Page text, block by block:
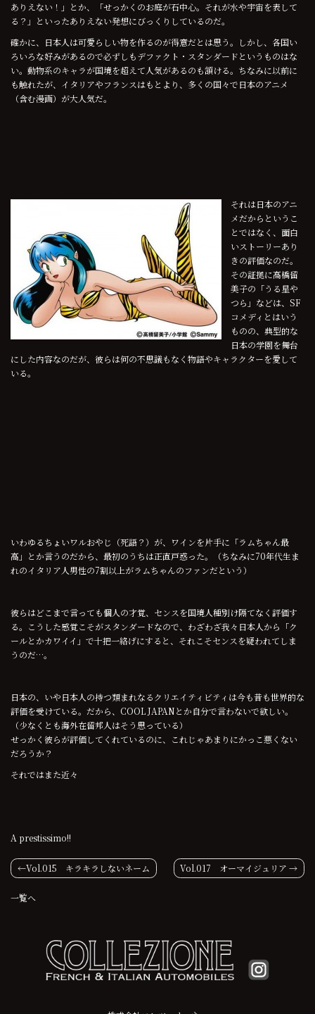
ありえない！」とか、「せっかくのお庭が石中心。それが水や宇宙を表して
る？」といったありえない発想にびっくりしているのだ。
確かに、日本人は可愛らしい物を作るのが得意だとは思う。しかし、各国い
ろいろな好みがあるので必ずしもデファクト・スタンダードというものはな
い。動物系のキャラが国境を超えて人気があるのも頷ける。ちなみに以前に
も触れたが、イタリアやフランスはもとより、多くの国々で日本のアニメ
（含む漫画）が大人気だ。
それは日本のアニ
メだからというこ
とではなく、面白
いストーリーあり
きの評価なのだ。
その証拠に高橋留
美子の「うる星や
つら」などは、SF
コメディとはいう
ものの、典型的な
日本の学園を舞台
にした内容なのだが、彼らは何の不思議もなく物語やキャラクターを愛して
いる。
いわゆるちょいワルおやじ（死語？）が、ワインを片手に「ラムちゃん最
高」とか言うのだから、最初のうちは正直戸惑った。（ちなみに70年代生ま
れのイタリア人男性の7割以上がラムちゃんのファンだという）
彼らはどこまで言っても個人の才覚、センスを国境人種別け隔てなく評価す
る。こうした感覚こそがスタンダードなので、わざわざ我々日本人から「ク
ールとかカワイイ」で十把一絡げにすると、それこそセンスを疑われてしま
うのだ…。
日本の、いや日本人の持つ類まれなるクリエイティビティは今も昔も世界的な
評価を受けている。だから、COOL JAPANとか自分で言わないで欲しい。
（少なくとも海外在留邦人はそう思っている）
せっかく彼らが評価してくれているのに、これじゃあまりにかっこ悪くない
だろうか？
それではまた近々
A prestissimo!!
投
稿
Vol.015 キラキラしないネーム Vol.017 オーマイジュリア
一覧へ